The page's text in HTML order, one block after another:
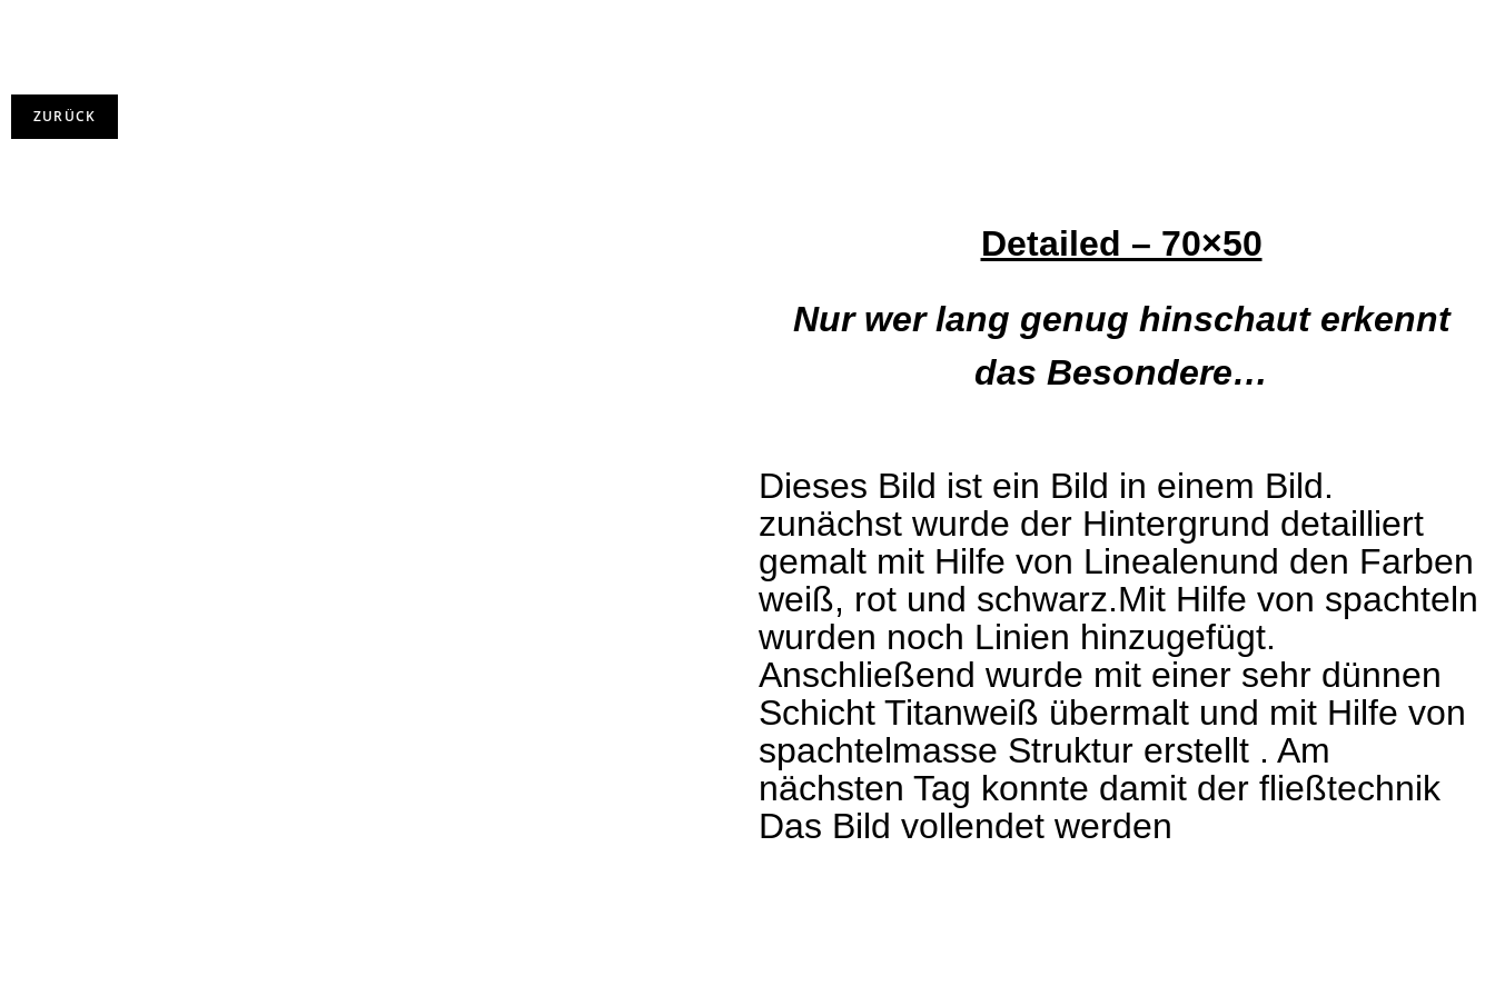
Detailed – 70×50
Nur wer lang genug hinschaut erkennt
das Besondere…
Dieses Bild ist ein Bild in einem Bild.
zunächst wurde der Hintergrund detailliert
gemalt mit Hilfe von Linealenund den Farben
weiß, rot und schwarz.Mit Hilfe von spachteln
wurden noch Linien hinzugefügt.
Anschließend wurde mit einer sehr dünnen
Schicht Titanweiß übermalt und mit Hilfe von
spachtelmasse Struktur erstellt . Am
nächsten Tag konnte damit der fließtechnik
Das Bild vollendet werden